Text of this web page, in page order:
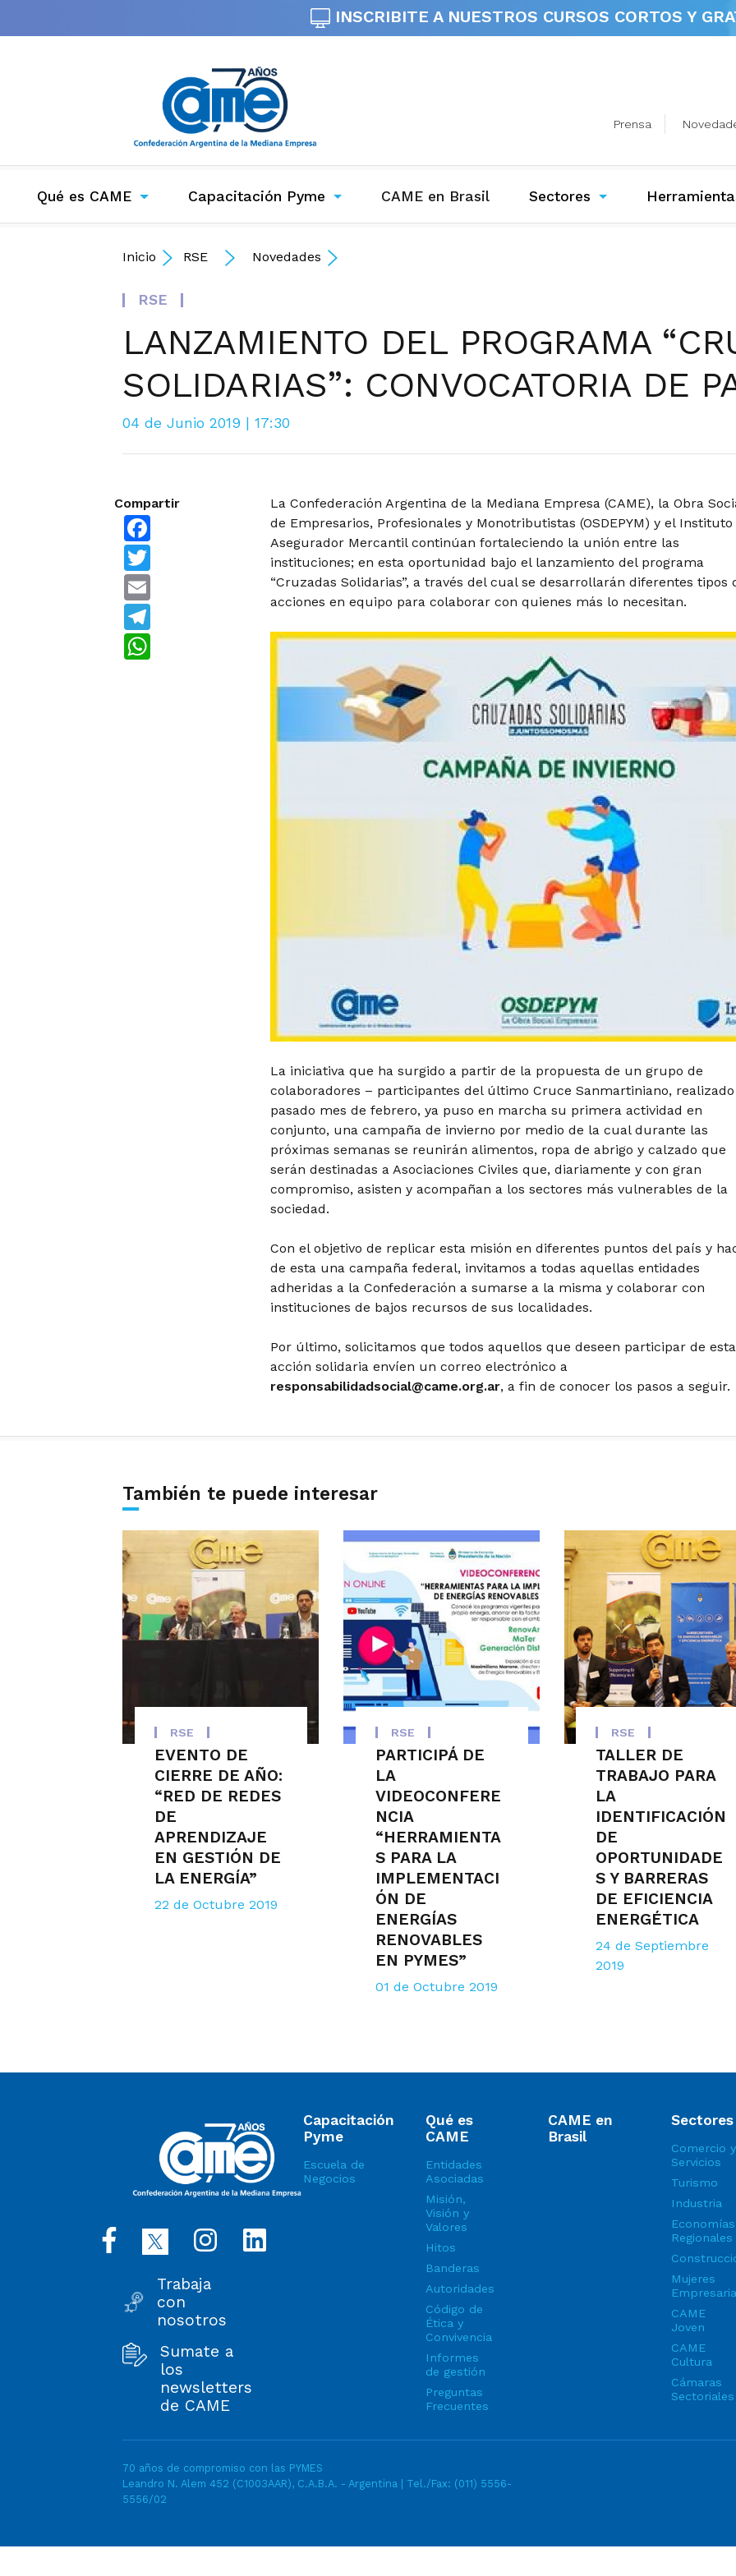
INSCRIBITE A NUESTROS CURSOS CORTOS Y
Prensa
Qué es CAME Capacitación Pyme CAME en Brasil(current)Sectores
Inicio RSE Novedades
RSE
LANZAMIENTO DEL PROGRAMA
SOLIDARIAS”: CONVOCATORIA DE
04 de Junio 2019 | 17:30
Compartir
La Confederación Argentina de la Mediana Empresa (CAME), la Obra
de Empresarios, Profesionales y Monotributistas (OSDEPYM) y el Instituto
Asegurador Mercantil continúan fortaleciendo la unión entre las
instituciones; en esta oportunidad bajo el lanzamiento del programa
“Cruzadas Solidarias”, a través del cual se desarrollarán diferentes tipos
acciones en equipo para colaborar con quienes más lo necesitan.
La iniciativa que ha surgido a partir de la propuesta de un grupo de
colaboradores – participantes del último Cruce Sanmartiniano,
pasado mes de febrero, ya puso en marcha su primera actividad en
conjunto, una campaña de invierno por medio de la cual durante las
próximas semanas se reunirán alimentos, ropa de abrigo y calzado que
serán destinadas a Asociaciones Civiles que, diariamente y con gran
compromiso, asisten y acompañan a los sectores más vulnerables de la
sociedad.
Con el objetivo de replicar esta misión en diferentes puntos del país y
de esta una campaña federal, invitamos a todas aquellas entidades
adheridas a la Confederación a sumarse a la misma y colaborar con
instituciones de bajos recursos de sus localidades.
Por último, solicitamos que todos aquellos que deseen participar de esta
acción solidaria envíen un correo electrónico a
responsabilidadsocial@came.org.ar, a fin de conocer los pasos a seguir.
También te puede interesar
RSE
EVENTO DE
CIERRE DE AÑO:
“RED DE REDES
DE
APRENDIZAJE
EN GESTIÓN DE
LA ENERGÍA”
22 de Octubre 2019
RSE
PARTICIPÁ DE
LA
VIDEOCONFERE
NCIA
“HERRAMIENTA
S PARA LA
IMPLEMENTACI
ÓN DE
ENERGÍAS
RENOVABLES
EN PYMES”
01 de Octubre 2019
RSE
TALLER DE
TRABAJO PARA
LA
IDENTIFICACIÓN
DE
OPORTUNIDADE
S Y BARRERAS
DE EFICIENCIA
ENERGÉTICA
24 de Septiembre
2019
Trabaja
con
nosotros
Sumate a
los
newsletters
de CAME
Capacitación
Pyme
Escuela de
Negocios
Qué es
CAME
Entidades
Asociadas
Misión,
Visión y
Valores
Hitos
Banderas
Autoridades
Código de
Ética y
Convivencia
Informes
de gestión
Preguntas
Frecuentes
CAME en
Brasil
Sectores
Comercio y
Servicios
Turismo
Industria
Economías
Regionales
Mujeres
CAME
Joven
CAME
Cultura
Cámaras
Sectoriales
70 años de compromiso con las PYMES
Leandro N. Alem 452 (C1003AAR), C.A.B.A. - Argentina | Tel./Fax: (011) 5556-
5556/02